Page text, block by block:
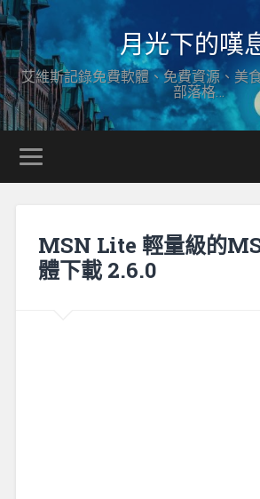
月光下的嘆
艾維斯記錄免費軟體、免費資源、美
部落格…
MSN Lite 輕量級的
體下載 2.6.0